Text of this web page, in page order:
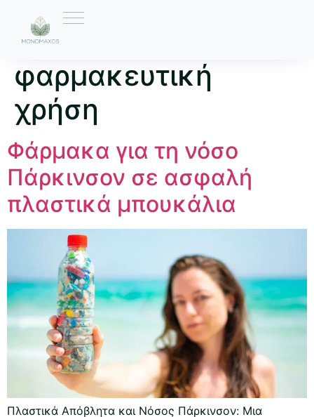
Ετικέτα:
φαρμακευτική
χρήση
Φάρμακα για τη νόσο
Πάρκινσον σε ασφαλή
πλαστικά μπουκάλια
Πλαστικά Απόβλητα και Νόσος Πάρκινσον: Μια